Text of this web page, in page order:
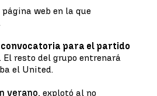
web en la que
para el partido
El resto del grupo entrenará
el United.
verano, explotó al no